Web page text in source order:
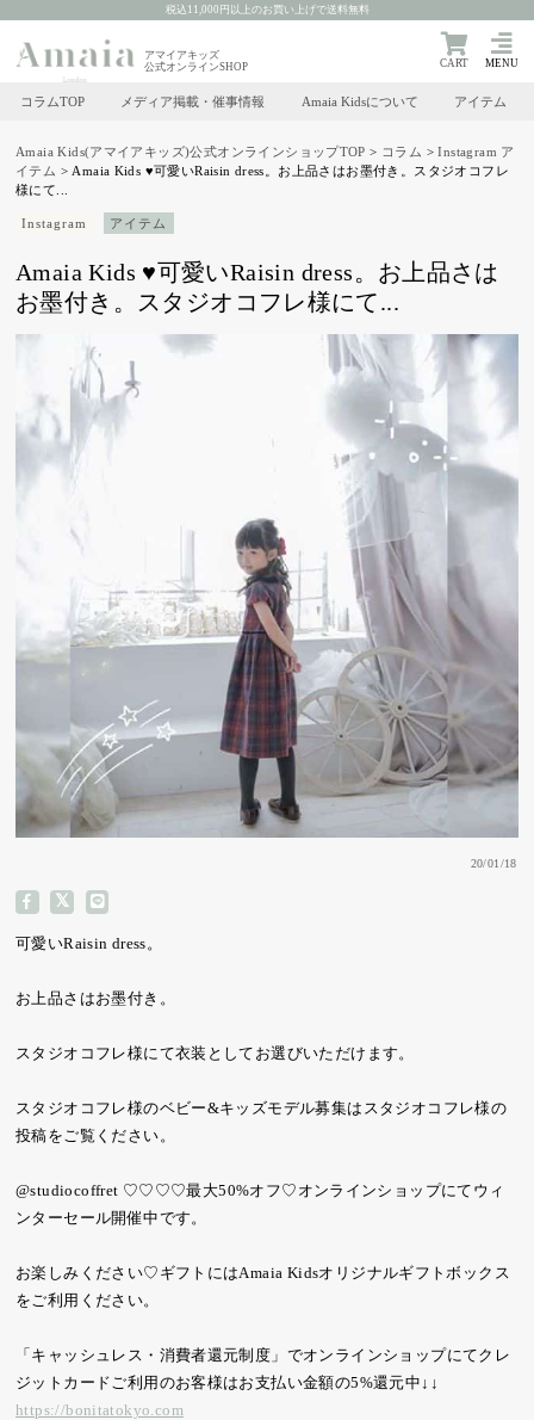
content
税込11,000円以上のお買い上げで送料無料
MENU
アマイアキッズ
公式オンラインSHOP
CART
コラムTOP メディア掲載・催事情報 Amaia Kidsについて アイテム
Amaia Kids(アマイアキッズ)公式オンラインショップTOP > コラム >Instagram ア
イテム > Amaia Kids ♥可愛いRaisin dress。お上品さはお墨付き。 スタジオコフレ
様にて...
Instagram アイテム
Amaia Kids ♥可愛いRaisin dress。お上品さは
お墨付き。 スタジオコフレ様にて...
20/01/18
可愛いRaisin dress。
お上品さはお墨付き。
スタジオコフレ様にて衣装としてお選びいただけます。
スタジオコフレ様のベビー&キッズモデル募集はスタジオコフレ様の
投稿をご覧ください。
@studiocoffret ♡♡♡♡最大50%オフ♡オンラインショップにてウィ
ンターセール開催中です。
お楽しみください♡ギフトにはAmaia Kidsオリジナルギフトボックス
をご利用ください。
「キャッシュレス・消費者還元制度」でオンラインショップにてクレ
ジットカードご利用のお客様はお支払い金額の5%還元中︎↓↓
https://bonitatokyo.com